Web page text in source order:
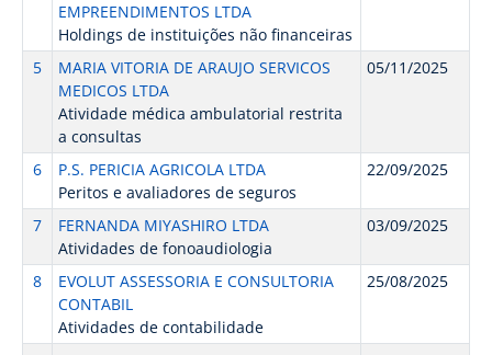
EMPREENDIMENTOS LTDA
Holdings de instituições não financeiras
5
MARIA VITORIA DE ARAUJO SERVICOS
MEDICOS LTDA
Atividade médica ambulatorial restrita
a consultas
05/11/2025
6
P.S. PERICIA AGRICOLA LTDA
Peritos e avaliadores de seguros
22/09/2025
7
FERNANDA MIYASHIRO LTDA
Atividades de fonoaudiologia
03/09/2025
8
EVOLUT ASSESSORIA E CONSULTORIA
CONTABIL
Atividades de contabilidade
25/08/2025